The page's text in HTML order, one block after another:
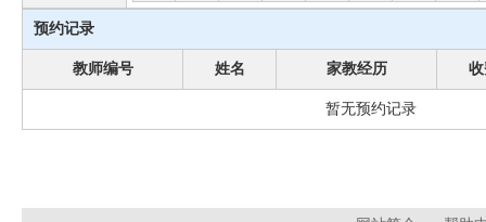
预约记录
教师编号 姓名 家教经历
暂无预约记录